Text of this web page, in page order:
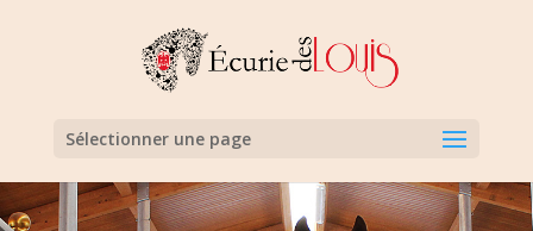
Sélectionner une page